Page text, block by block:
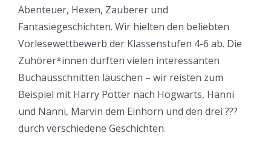
Abenteuer, Hexen, Zauberer und
Fantasiegeschichten. Wir hielten den beliebten
Vorlesewettbewerb der Klassenstufen 4-6 ab. Die
Zuhörer*innen durften vielen interessanten
Buchausschnitten lauschen – wir reisten zum
Beispiel mit Harry Potter nach Hogwarts, Hanni
und Nanni, Marvin dem Einhorn und den drei ???
durch verschiedene Geschichten.